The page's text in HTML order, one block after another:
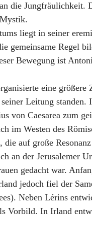
die Jungfräulichkeit.
liegt in seiner
gemeinsame Regel
Bewegung ist
eine
Leitung
von Caesarea zum
im Westen des
die auf große
an der Jerusalemer
gedacht war.
jedoch fiel der
Neben Lérins
Vorbild. In Irland